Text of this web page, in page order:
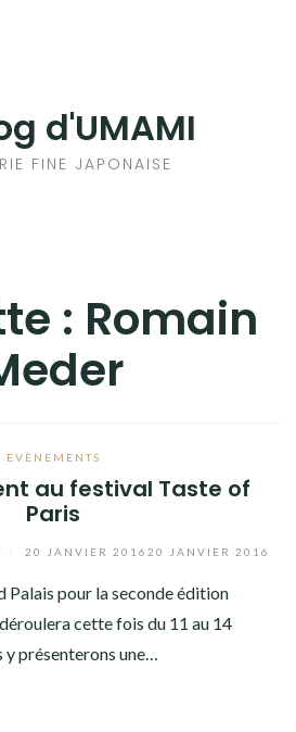
d'UMAMI
FINE JAPONAISE
: Romain
EVÈNEMENTS
au festival Taste of
Paris
20 JANVIER 2016 20 JANVIER 2016
Palais pour la seconde édition
cette fois du 11 au 14
présenterons une…